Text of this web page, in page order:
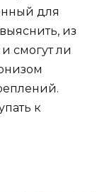
для
из
смогут ли
к